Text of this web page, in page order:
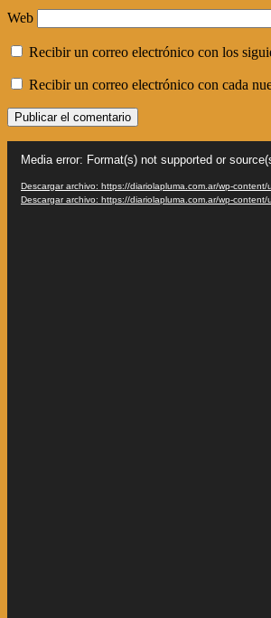
Web
Recibir un correo electrónico con los
Recibir un correo electrónico con cada
vídeo
Media error: Format(s) not supported or
Descargar archivo: https://diariolapluma.com.ar/wp-
Descargar archivo: https://diariolapluma.com.ar/wp-